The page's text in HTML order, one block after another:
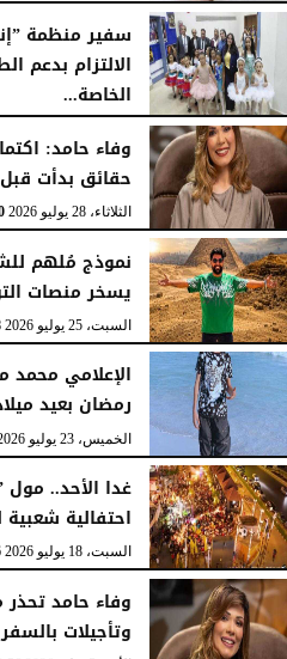
الأربعاء، 5 أغسطس 2026
سفير منظمة
الالتزام بدعم
الخاصة...
الأربعاء، 29 يوليو 2026 02:30 صـ
وفاء حامد:
حقائق بدأت قبل 6 أشهر
الثلاثاء، 28 يوليو 2026
نموذج مُلهم
يسخر منصات
السبت، 25 يوليو 2026
الإعلامي
رمضان بعيد
الخميس، 23 يوليو 2026
غدا الأحد..
احتفالية
السبت، 18 يوليو 2026
وفاء حامد
وتأجيلات